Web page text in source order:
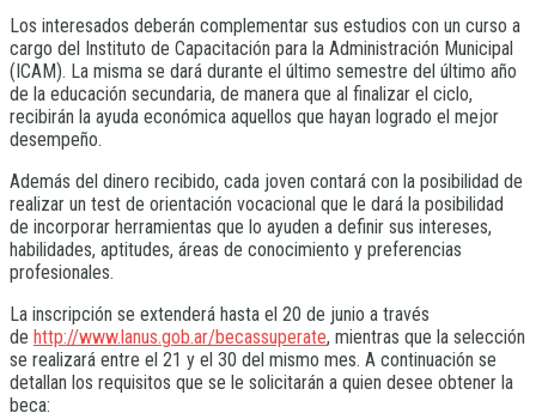
Los interesados deberán complementar sus estudios con un curso a
cargo del Instituto de Capacitación para la Administración Municipal
(ICAM). La misma se dará durante el último semestre del último año
de la educación secundaria, de manera que al finalizar el ciclo,
recibirán la ayuda económica aquellos que hayan logrado el mejor
desempeño.
Además del dinero recibido, cada joven contará con la posibilidad de
realizar un test de orientación vocacional que le dará la posibilidad
de incorporar herramientas que lo ayuden a definir sus intereses,
habilidades, aptitudes, áreas de conocimiento y preferencias
profesionales.
La inscripción se extenderá hasta el 20 de junio a través
de http://www.lanus.gob.ar/becassuperate, mientras que la selección
se realizará entre el 21 y el 30 del mismo mes. A continuación se
detallan los requisitos que se le solicitarán a quien desee obtener la
beca: